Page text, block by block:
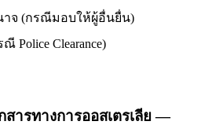
จ (กรณีมอบให้ผู้อื่นยื่น)
Police Clearance)
สารทางการออสเตรเลีย —